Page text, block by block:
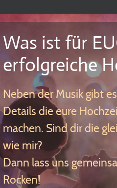
Was ist für
erfolgreiche
Neben der Musik gibt
Details die eure
machen. Sind dir die
wie mir?
Dann lass uns
Rocken!